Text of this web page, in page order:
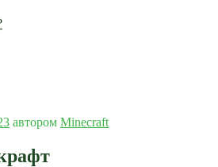
автором Minecraft